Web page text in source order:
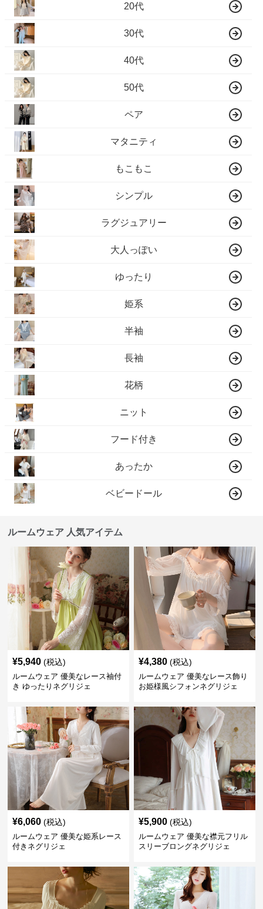
20代
30代
40代
50代
ペア
マタニティ
もこもこ
シンプル
ラグジュアリー
大人っぽい
ゆったり
姫系
半袖
長袖
花柄
ニット
フード付き
あったか
ベビードール
ルームウェア 人気アイテム
¥5,940 (税込)
ルームウェア 優美なレース袖付
き ゆったりネグリジェ
¥4,380 (税込)
ルームウェア 優美なレース飾り
お姫様風シフォンネグリジェ
¥6,060 (税込)
ルームウェア 優美な姫系レース
付きネグリジェ
¥5,900 (税込)
ルームウェア 優美な襟元フリル
スリーブロングネグリジェ